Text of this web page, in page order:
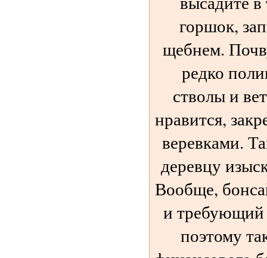
горшок,
щебнем.
редко
стволы и
нравится,
веревками.
деревцу
Вообще,
и требующий
поэтому